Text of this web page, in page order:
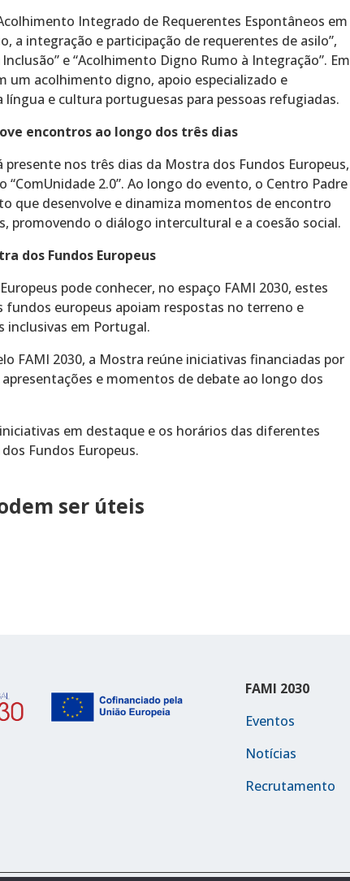
Integrado de Requerentes Espontâneos em
a integração e participação de requerentes de asilo”,
e “Acolhimento Digno Rumo à Integração”. Em
um acolhimento digno, apoio especializado e
e cultura portuguesas para pessoas refugiadas.
encontros ao longo dos três dias
presente nos três dias da Mostra dos Fundos Europeus,
“ComUnidade 2.0”. Ao longo do evento, o Centro Padre
que desenvolve e dinamiza momentos de encontro
promovendo o diálogo intercultural e a coesão social.
dos Fundos Europeus
pode conhecer, no espaço FAMI 2030, estes
fundos europeus apoiam respostas no terreno e
inclusivas em Portugal.
FAMI 2030, a Mostra reúne iniciativas financiadas por
e momentos de debate ao longo dos
em destaque e os horários das diferentes
Fundos Europeus.
ser úteis
FAMI 2030
Eventos
Notícias
Recrutamento